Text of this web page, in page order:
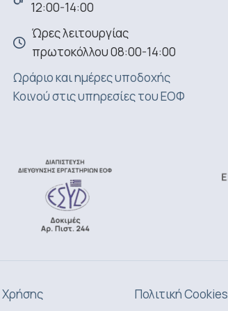
12:00-14:00
Ώρες λειτουργίας
πρωτοκόλλου 08:00-14:00
Ωράριο και ημέρες υποδοχής
Κοινού στις υπηρεσίες του ΕΟΦ
Πολιτική Cookies